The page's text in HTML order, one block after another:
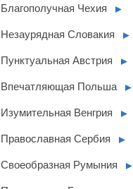
Благополучная Чехия ►
Незаурядная Словакия ►
Пунктуальная Австрия ►
Впечатляющая Польша ►
Изумительная Венгрия ►
Православная Сербия ►
Своеобразная Румыния ►